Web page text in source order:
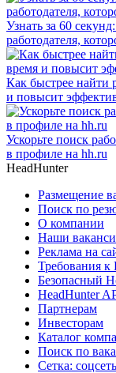
Узнать за 60
работодателя,
Как быстрее найти
и повысит
Ускорьте поиск
в профиле на hh.ru
HeadHunter
Размещение
Поиск по
О компании
Наши
Реклама на
Требования
Безопасный
HeadHunter
Партнерам
Инвесторам
Каталог
Поиск по
Сетка: